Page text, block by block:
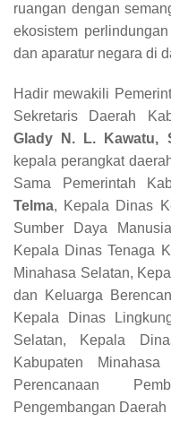
ruangan dengan
ekosistem
dan aparatur negara di
Hadir mewakili
Sekretaris Daerah
Glady N. L. Kawatu,
kepala perangkat
Sama Pemerintah
Telma, Kepala Dinas
Sumber Daya
Kepala Dinas Tenaga
Minahasa Selatan,
dan Keluarga
Kepala Dinas
Selatan, Kepala
Kabupaten
Perencanaan
Pengembangan